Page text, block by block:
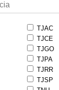
TJAC
TJCE
TJGO
TJPA
TJRR
TJSP